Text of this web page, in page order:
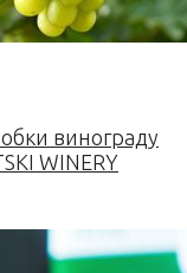
винограду
WINERY